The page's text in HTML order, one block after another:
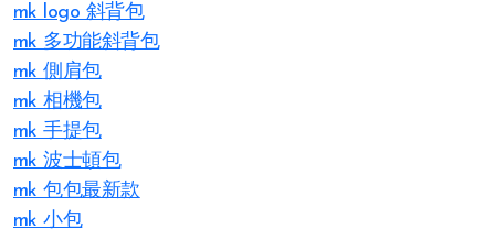
mk logo 斜背包
mk 多功能斜背包
mk 側肩包
mk 相機包
mk 手提包
mk 波士頓包
mk 包包最新款
mk 小包